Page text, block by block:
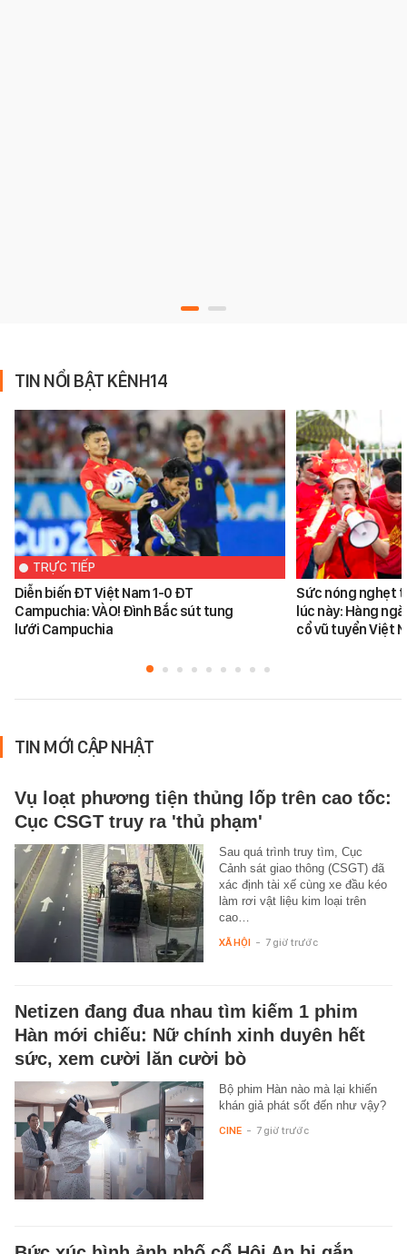
TIN NỔI BẬT KÊNH14
TRỰC TIẾP
Diễn biến ĐT Việt Nam 1-0 ĐT
Campuchia: VÀO! Đình Bắc sút tung
lưới Campuchia
Sức nóng nghẹt
lúc này: Hàng
cổ vũ tuyển Việt
TIN MỚI CẬP NHẬT
Vụ loạt phương tiện thủng lốp trên cao tốc:
Cục CSGT truy ra 'thủ phạm'
Sau quá trình truy tìm, Cục
Cảnh sát giao thông (CSGT) đã
xác định tài xế cùng xe đầu kéo
làm rơi vật liệu kim loại trên
cao…
XÃ HỘI - 7 giờ trước
Netizen đang đua nhau tìm kiếm 1 phim
Hàn mới chiếu: Nữ chính xinh duyên hết
sức, xem cười lăn cười bò
Bộ phim Hàn nào mà lại khiến
khán giả phát sốt đến như vậy?
CINE - 7 giờ trước